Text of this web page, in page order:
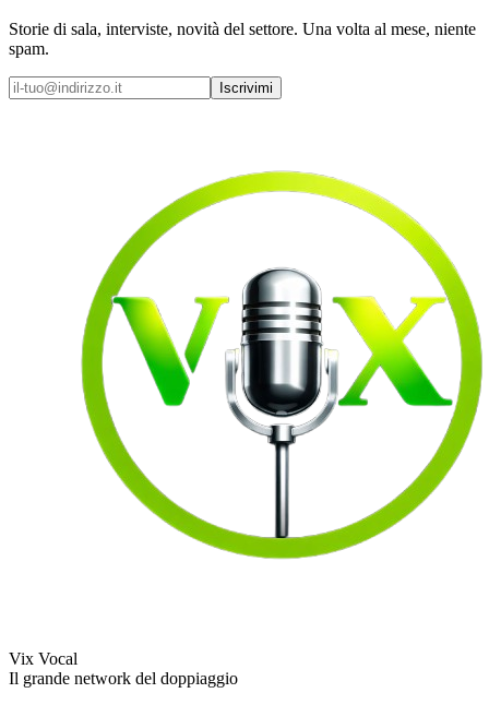
Storie di sala, interviste, novità del settore. Una volta al mese, niente
spam.
Iscrivimi
Vix Vocal
Il grande network del doppiaggio